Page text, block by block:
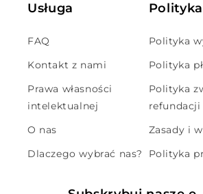
Usługa
FAQ
Kontakt z nami
Prawa własności
intelektualnej
O nas
Dlaczego wybrać nas?
Polityka
Polityka
Polityka
Polityka
refundacji
Zasady i
Polityka